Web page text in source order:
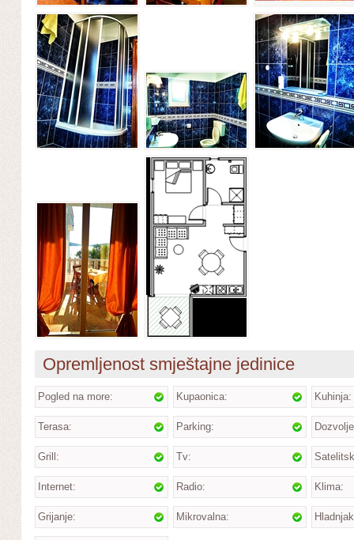
Opremljenost smještajne jedinice
Pogled na more: Kupaonica: Kuhinja:
Terasa: Parking:
Grill: Tv:
Internet: Radio: Klima:
Grijanje: Mikrovalna: